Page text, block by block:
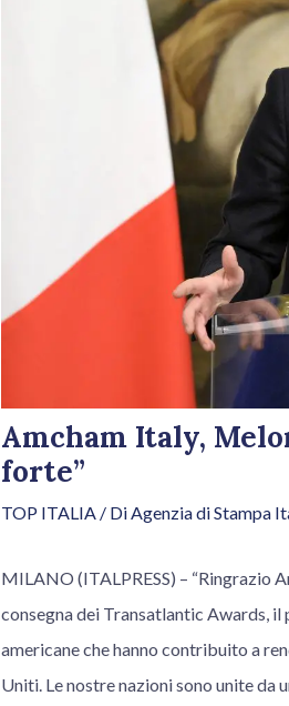
Amcham Italy,
forte”
TOP ITALIA/ DiAgenzia di Stampa
MILANO (ITALPRESS) – “Ringrazio
consegna dei Transatlantic Awards, il
americane che hanno contribuito a
Uniti. Le nostre nazioni sono unite da